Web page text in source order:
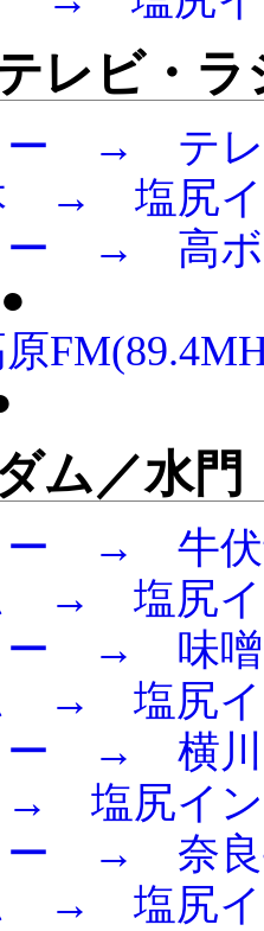
レビ・ラ
ー → テレ
→ 塩尻イ
ー → 高ボ
原
ム／水門
ー → 牛伏
→ 塩尻イ
ー → 味噌
→ 塩尻イ
ー → 横川
塩尻イン
ー → 奈良
→ 塩尻イ